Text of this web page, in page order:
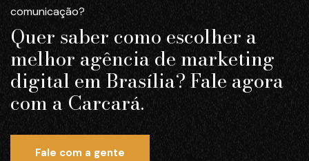
comunicação?
Quer saber como escolher a
melhor agência de marketing
digital em Brasília? Fale agora
com a Carcará.
Fale com a gente